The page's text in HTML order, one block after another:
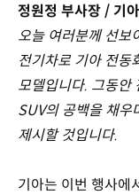
정원정 부사장 / 기
오늘 여러분께 선보
전기차로 기아 전동
모델입니다. 그동안
SUV의 공백을 채우
제시할 것입니다.
기아는 이번 행사에